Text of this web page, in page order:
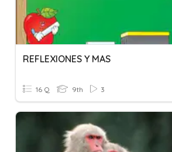
REFLEXIONES Y MAS
16 Q 9th 3